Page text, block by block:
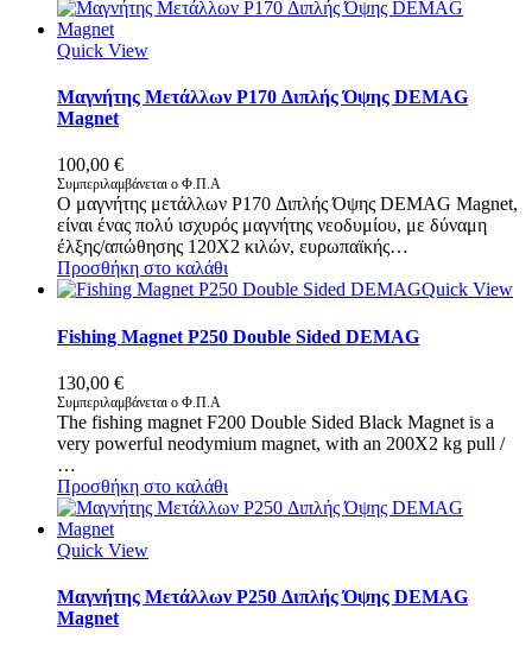
Quick View
Μαγνήτης Μετάλλων P170 Διπλής Όψης DEMAG
Magnet
100,00 €
Συμπεριλαμβάνεται ο Φ.Π.Α
Ο μαγνήτης μετάλλων P170 Διπλής Όψης DEMAG Magnet,
είναι ένας πολύ ισχυρός μαγνήτης νεοδυμίου, με δύναμη
έλξης/απώθησης 120X2 κιλών, ευρωπαϊκής…
Προσθήκη στο καλάθι
Quick View
Fishing Magnet P250 Double Sided DEMAG
130,00 €
Συμπεριλαμβάνεται ο Φ.Π.Α
The fishing magnet F200 Double Sided Black Magnet is a
very powerful neodymium magnet, with an 200X2 kg pull /
…
Προσθήκη στο καλάθι
Quick View
Μαγνήτης Μετάλλων P250 Διπλής Όψης DEMAG
Magnet